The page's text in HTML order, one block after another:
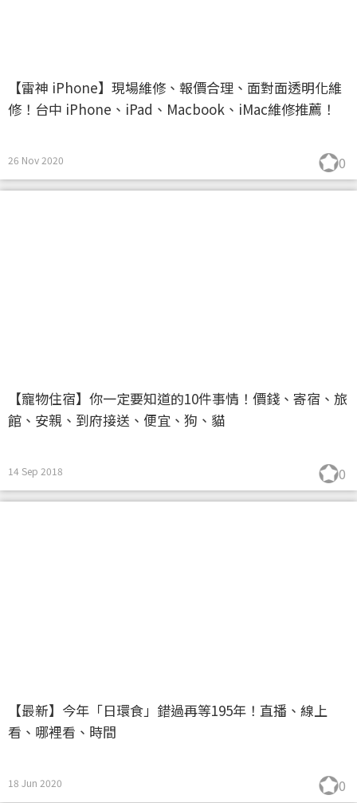
【雷神 iPhone】現場維修、報價合理、面對面透明化維
修！台中 iPhone、iPad、Macbook、iMac維修推薦！
26 Nov 2020 0
【寵物住宿】你一定要知道的10件事情！價錢、寄宿、旅
館、安親、到府接送、便宜、狗、貓
14 Sep 2018 0
【最新】今年「日環食」錯過再等195年！直播、線上
看、哪裡看、時間
18 Jun 2020 0